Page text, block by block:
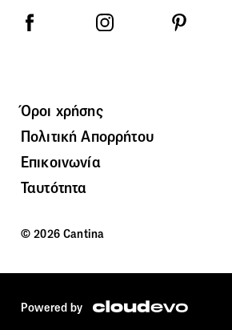
Όροι χρήσης
Πολιτική Απορρήτου
Επικοινωνία
Ταυτότητα
© 2026 Cantina
Powered by